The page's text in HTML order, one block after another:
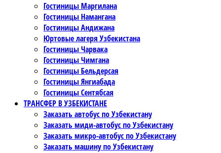
Гостиницы Маргилана
Гостиницы Намангана
Гостиницы Андижана
Юртовые лагеря Узбекистана
Гостиницы Чарвака
Гостиницы Чимгана
Гостиницы Бельдерсая
Гостиницы Янгиабада
Гостиницы Сентябсая
ТРАНСФЕР В УЗБЕКИСТАНЕ
Заказать автобус по Узбекистану
Заказать миди-автобус по Узбекистану
Заказать микро-автобус по Узбекистану
Заказать машину по Узбекистану